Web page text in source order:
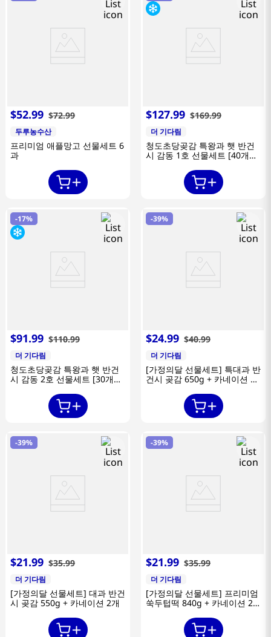
$52.99 $72.99
두루농수산
프리미엄 애플망고 선물세트 6
과
$127.99 $169.99
더 기다림
청도초당곶감 특왕과 햇 반건
시 감동 1호 선물세트 [40개
-17%
$91.99 $110.99
더 기다림
청도초당곶감 특왕과 햇 반건
시 감동 2호 선물세트 [30개
-39%
$24.99 $40.99
더 기다림
[가정의달 선물세트] 특대과 반
건시 곶감 650g + 카네이션 2
-39%
$21.99 $35.99
더 기다림
[가정의달 선물세트] 대과 반건
시 곶감 550g + 카네이션 2개
-39%
$21.99 $35.99
더 기다림
[가정의달 선물세트] 프리미엄
쑥두텁떡 840g + 카네이션 2